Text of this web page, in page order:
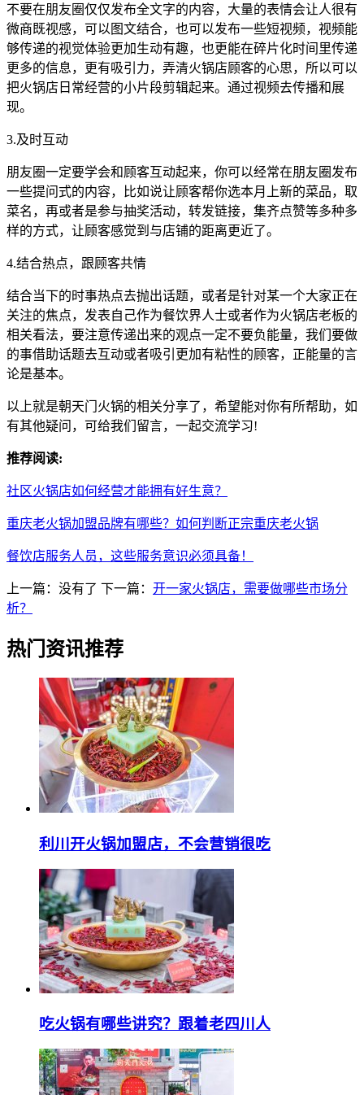
不要在朋友圈仅仅发布全文字的内容，大量的表情会让人很有
微商既视感，可以图文结合，也可以发布一些短视频，视频能
够传递的视觉体验更加生动有趣，也更能在碎片化时间里传递
更多的信息，更有吸引力，弄清火锅店顾客的心思，所以可以
把火锅店日常经营的小片段剪辑起来。通过视频去传播和展
现。
3.及时互动
朋友圈一定要学会和顾客互动起来，你可以经常在朋友圈发布
一些提问式的内容，比如说让顾客帮你选本月上新的菜品，取
菜名，再或者是参与抽奖活动，转发链接，集齐点赞等多种多
样的方式，让顾客感觉到与店铺的距离更近了。
4.结合热点，跟顾客共情
结合当下的时事热点去抛出话题，或者是针对某一个大家正在
关注的焦点，发表自己作为餐饮界人士或者作为火锅店老板的
相关看法，要注意传递出来的观点一定不要负能量，我们要做
的事借助话题去互动或者吸引更加有粘性的顾客，正能量的言
论是基本。
以上就是朝天门火锅的相关分享了，希望能对你有所帮助，如
有其他疑问，可给我们留言，一起交流学习!
推荐阅读:
社区火锅店如何经营才能拥有好生意？
重庆老火锅加盟品牌有哪些？如何判断正宗重庆老火锅
餐饮店服务人员，这些服务意识必须具备！
上一篇：没有了 下一篇： 开一家火锅店，需要做哪些市场分
析？
热门资讯推荐
利川开火锅加盟店，不会营销很吃
吃火锅有哪些讲究？跟着老四川人